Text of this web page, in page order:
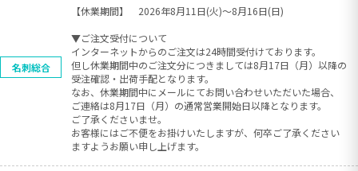
【休業期間】 2026年8月11日(火)〜8月16日(日)
▼ご注文受付について
インターネットからのご注文は24時間受付けております。
但し休業期間中のご注文分につきましては8月17日（月）以降の
受注確認・出荷手配となります。
なお、休業期間中にメールにてお問い合わせいただいた場合、
ご連絡は8月17日（月）の通常営業開始日以降となります。
ご了承くださいませ。
お客様にはご不便をお掛けいたしますが、何卒ご了承ください
ますようお願い申し上げます。
名刺総合